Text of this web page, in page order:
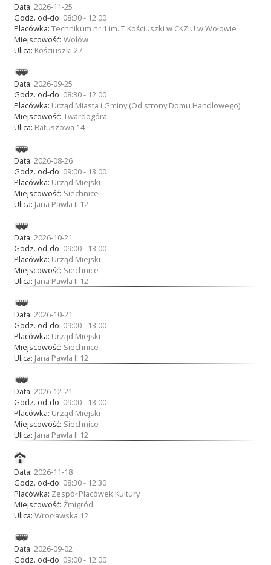
Data: 2026-11-25
Godz. od-do: 08:30 - 12:00
Placówka: Technikum nr 1 im. T.Kościuszki w CKZiU w Wołowie
Miejscowość: Wołów
Ulica: Kościuszki 27
Data: 2026-09-25
Godz. od-do: 08:30 - 12:00
Placówka: Urząd Miasta i Gminy (Od strony Domu Handlowego)
Miejscowość: Twardogóra
Ulica: Ratuszowa 14
Data: 2026-08-26
Godz. od-do: 09:00 - 13:00
Placówka: Urząd Miejski
Miejscowość: Siechnice
Ulica: Jana Pawła II 12
Data: 2026-10-21
Godz. od-do: 09:00 - 13:00
Placówka: Urząd Miejski
Miejscowość: Siechnice
Ulica: Jana Pawła II 12
Data: 2026-10-21
Godz. od-do: 09:00 - 13:00
Placówka: Urząd Miejski
Miejscowość: Siechnice
Ulica: Jana Pawła II 12
Data: 2026-12-21
Godz. od-do: 09:00 - 13:00
Placówka: Urząd Miejski
Miejscowość: Siechnice
Ulica: Jana Pawła II 12
Data: 2026-11-18
Godz. od-do: 08:30 - 12:30
Placówka: Zespół Placówek Kultury
Miejscowość: Żmigród
Ulica: Wrocławska 12
Data: 2026-09-02
Godz. od-do: 09:00 - 12:00